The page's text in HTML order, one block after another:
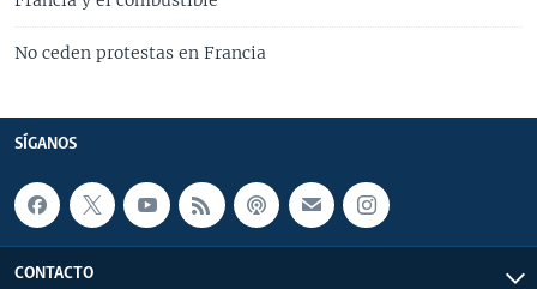
No ceden protestas en Francia
SÍGANOS
CONTACTO